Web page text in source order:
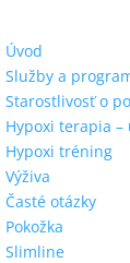
Úvod
Služby a
Starostlivosť o
Hypoxi terapia –
Hypoxi tréning
Výživa
Časté otázky
Pokožka
Slimline